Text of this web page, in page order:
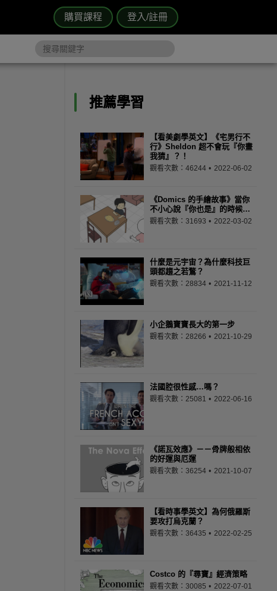
購買課程 登入/註冊
推薦學習
【看美劇學英文】《宅男行不
行》Sheldon 超不會玩『你畫
我猜』？！
觀看次數：46244 2022-06-02
《Domics 的手繪故事》當你
不小心說『你也是』的時候…
觀看次數：31693 2022-03-02
什麼是元宇宙？為什麼科技巨
頭都趨之若鶩？
觀看次數：28834 2021-11-12
小企鵝寶寶長大的第一步
觀看次數：28266 2021-10-29
法國腔很性感…嗎？
觀看次數：25081 2022-06-16
《諾瓦效應》－－骨牌般相依
的好運與厄運
觀看次數：36254 2021-10-07
【看時事學英文】為何俄羅斯
要攻打烏克蘭？
觀看次數：36435 2022-02-25
Costco 的『尋寶』經濟策略
觀看次數：30085 2022-07-01